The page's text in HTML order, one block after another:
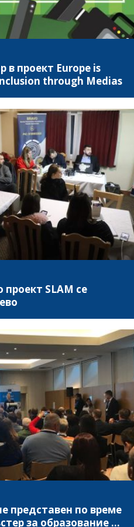
в проект Europe is
through Medias
да видим всички
се случват в обществото:
заболявания (физически и
финансови проблеми в
достъпа до работа. Спортът е
с всички полета и сектори
и емоционално,
туризъм, политика,
Този факт отразява това, че
„инструмент“, който ако се
да се справи с
пред които са изправени нашите
на хората да живеят по-добре.
SLAM се
първа среща по проект
за осведоменост в медиите“
in Media/SLAM), който
и критичното
за ролята на средствата за
предизвикателство и
общества към
представен по време
за образование и